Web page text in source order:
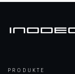
PRODUKTE